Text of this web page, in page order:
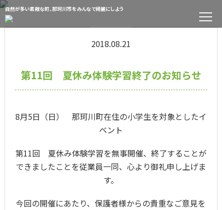
自然が多い素敵な町、那珂川市をみんなで綺麗にしよう
イベント
2018.08.21
第11回 夏休み体験学習終了のお知らせ
8月5日（日） 那珂川町在住の小学生を対象としたイ
ベント
第11回 夏休み体験学習を無事開催、終了することが
できましたことを従業員一同、心より御礼申し上げま
す。
今回の開催にあたり、保護者様からの貴重なご意見を